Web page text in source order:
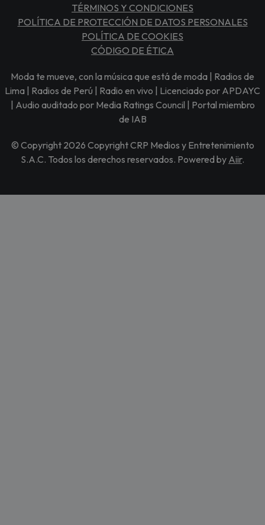
TÉRMINOS Y CONDICIONES
POLÍTICA DE PROTECCIÓN DE DATOS PERSONALES
POLÍTICA DE COOKIES
CÓDIGO DE ÉTICA
Moda te mueve, con la música que está de moda | Radios de
Lima | Radios de Perú | Radio en vivo | Licenciado por APDAYC
| Audio auditado por Media Ratings Council | Portal miembro
de IAB
© Copyright 2026 Copyright CRP Medios y Entretenimiento
S.A.C. Todos los derechos reservados. Powered by Aiir.